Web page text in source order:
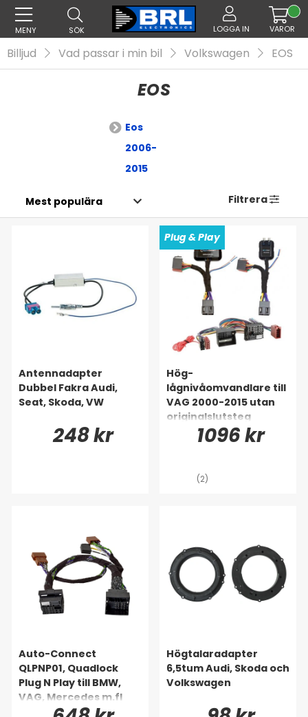
MENY SÖK LOGGA IN VAROR
Billjud Vad passar i min bil Volkswagen EOS
EOS
Eos
2006-
2015
Filtrera
Antennadapter
Dubbel Fakra Audi,
Seat, Skoda, VW
248 kr
Plug & Play
Hög-
lågnivåomvandlare till
VAG 2000-2015 utan
originalslutsteg
1096 kr
(2)
Auto-Connect
QLPNP01, Quadlock
Plug N Play till BMW,
VAG, Mercedes m.fl
Högtalaradapter
6,5tum Audi, Skoda och
Volkswagen